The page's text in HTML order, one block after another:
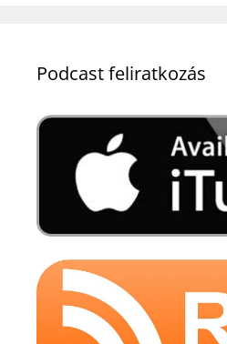
Podcast feliratkozás